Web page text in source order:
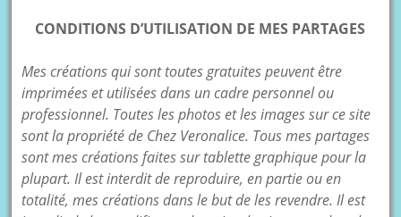
CONDITIONS D’UTILISATION DE MES PARTAGES
Mes créations qui sont toutes gratuites peuvent être
imprimées et utilisées dans un cadre personnel ou
professionnel. Toutes les photos et les images sur ce site
sont la propriété de Chez Veronalice. Tous mes partages
sont mes créations faites sur tablette graphique pour la
plupart. Il est interdit de reproduire, en partie ou en
totalité, mes créations dans le but de les revendre. Il est